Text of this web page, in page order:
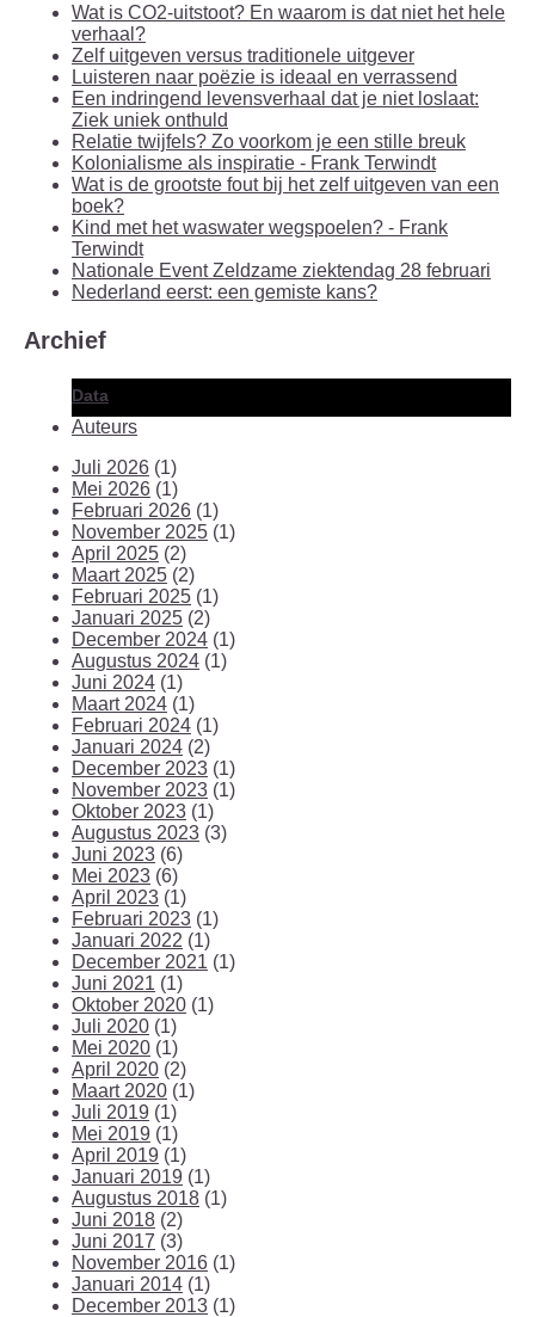
Wat is CO2-uitstoot? En waarom is dat niet het hele
verhaal?
Zelf uitgeven versus traditionele uitgever
Luisteren naar poëzie is ideaal en verrassend
Een indringend levensverhaal dat je niet loslaat:
Ziek uniek onthuld
Relatie twijfels? Zo voorkom je een stille breuk
Kolonialisme als inspiratie - Frank Terwindt
Wat is de grootste fout bij het zelf uitgeven van een
boek?
Kind met het waswater wegspoelen? - Frank
Terwindt
Nationale Event Zeldzame ziektendag 28 februari
Nederland eerst: een gemiste kans?
Archief
Data
Auteurs
Juli 2026 (1)
Mei 2026 (1)
Februari 2026 (1)
November 2025 (1)
April 2025 (2)
Maart 2025 (2)
Februari 2025 (1)
Januari 2025 (2)
December 2024 (1)
Augustus 2024 (1)
Juni 2024 (1)
Maart 2024 (1)
Februari 2024 (1)
Januari 2024 (2)
December 2023 (1)
November 2023 (1)
Oktober 2023 (1)
Augustus 2023 (3)
Juni 2023 (6)
Mei 2023 (6)
April 2023 (1)
Februari 2023 (1)
Januari 2022 (1)
December 2021 (1)
Juni 2021 (1)
Oktober 2020 (1)
Juli 2020 (1)
Mei 2020 (1)
April 2020 (2)
Maart 2020 (1)
Juli 2019 (1)
Mei 2019 (1)
April 2019 (1)
Januari 2019 (1)
Augustus 2018 (1)
Juni 2018 (2)
Juni 2017 (3)
November 2016 (1)
Januari 2014 (1)
December 2013 (1)